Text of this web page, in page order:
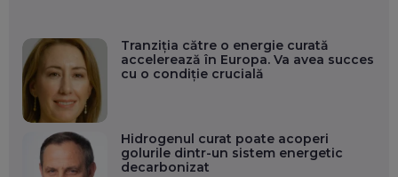
Tranziția către o energie curată
accelerează în Europa. Va avea succes
cu o condiție crucială
Hidrogenul curat poate acoperi
golurile dintr-un sistem energetic
decarbonizat